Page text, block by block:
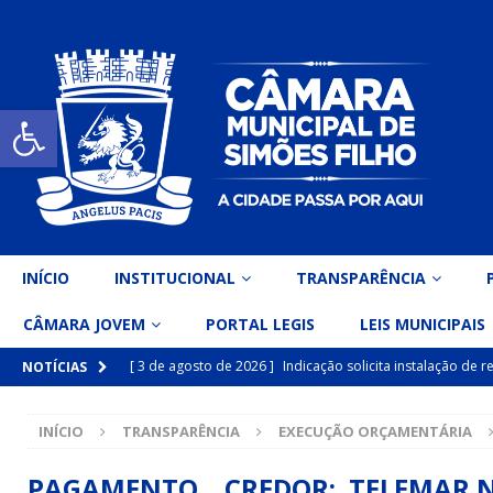
Open toolbar
INÍCIO INSTITUCIONAL TRANSPARÊNCIA
CÂMARA JOVEM PORTAL LEGIS LEIS MUNICIPAIS
NOTÍCIAS [ 3 de agosto de 2026 ] Indicação solicita instalação de
inclusiva
DESTAQUE
[ 15 de julho de 2026 ] Vereador Belo Gazineu
INÍCIO TRANSPARÊNCIA EXECUÇÃO ORÇAMENTÁRIA